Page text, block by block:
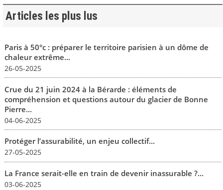
Articles les plus lus
Paris à 50°c : préparer le territoire parisien à un dôme de
chaleur extrême...
26-05-2025
Crue du 21 juin 2024 à la Bérarde : éléments de
compréhension et questions autour du glacier de Bonne
Pierre...
04-06-2025
Protéger l’assurabilité, un enjeu collectif...
27-05-2025
La France serait-elle en train de devenir inassurable ?...
03-06-2025